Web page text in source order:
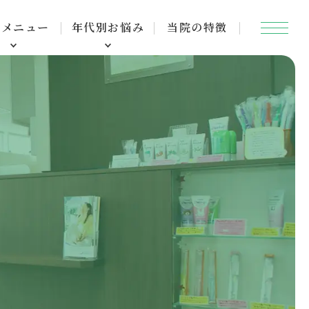
口
腔
機
下
症
と
は？
ニュー 年代別お悩み 当院の特徴